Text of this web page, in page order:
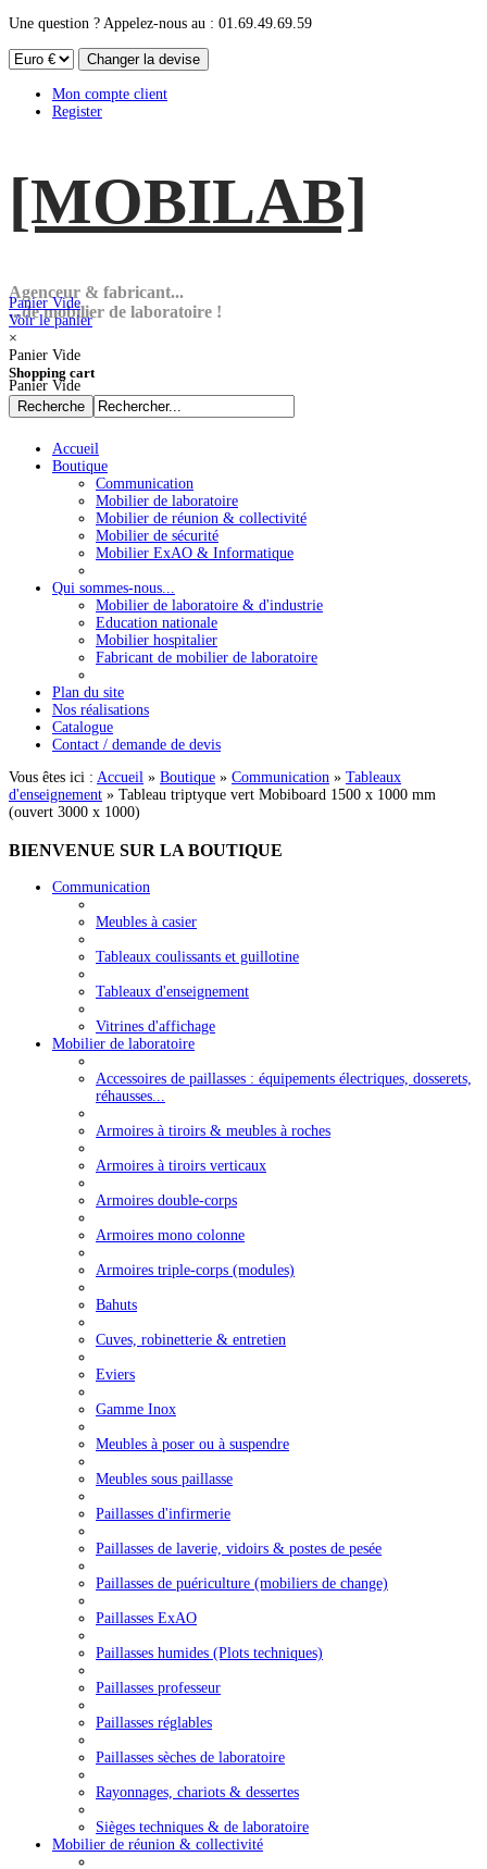
Une question ? Appelez-nous au : 01.69.49.69.59
Mon compte client
Register
[MOBILAB]
Agenceur & fabricant...
...de mobilier de laboratoire !
Panier Vide
Voir le panier
×
Panier Vide
Shopping cart
Panier Vide
Accueil
Boutique
Communication
Mobilier de laboratoire
Mobilier de réunion & collectivité
Mobilier de sécurité
Mobilier ExAO & Informatique
Qui sommes-nous...
Mobilier de laboratoire & d'industrie
Education nationale
Mobilier hospitalier
Fabricant de mobilier de laboratoire
Plan du site
Nos réalisations
Catalogue
Contact / demande de devis
Vous êtes ici : Accueil » Boutique » Communication » Tableaux
d'enseignement » Tableau triptyque vert Mobiboard 1500 x 1000 mm
(ouvert 3000 x 1000)
BIENVENUE SUR LA BOUTIQUE
Communication
Meubles à casier
Tableaux coulissants et guillotine
Tableaux d'enseignement
Vitrines d'affichage
Mobilier de laboratoire
Accessoires de paillasses : équipements électriques, dosserets,
réhausses...
Armoires à tiroirs & meubles à roches
Armoires à tiroirs verticaux
Armoires double-corps
Armoires mono colonne
Armoires triple-corps (modules)
Bahuts
Cuves, robinetterie & entretien
Eviers
Gamme Inox
Meubles à poser ou à suspendre
Meubles sous paillasse
Paillasses d'infirmerie
Paillasses de laverie, vidoirs & postes de pesée
Paillasses de puériculture (mobiliers de change)
Paillasses ExAO
Paillasses humides (Plots techniques)
Paillasses professeur
Paillasses réglables
Paillasses sèches de laboratoire
Rayonnages, chariots & dessertes
Sièges techniques & de laboratoire
Mobilier de réunion & collectivité